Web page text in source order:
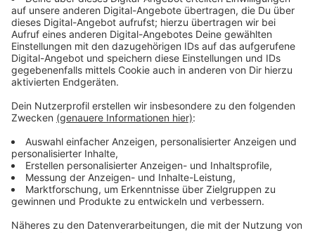
Immer auf dem Laufenden
bleiben!
Verpass' nichts mehr - mit unserem kostenlosen
ANTENNE BAYERN Newsletter. Ob Nachrichten,
Lifestyle oder unsere neuesten Aktionen - wir
informieren dich.
Zum Newsletter anmelden